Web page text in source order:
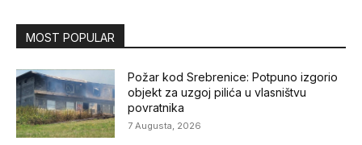
MOST POPULAR
Požar kod Srebrenice: Potpuno izgorio
objekt za uzgoj pilića u vlasništvu
povratnika
7 Augusta, 2026